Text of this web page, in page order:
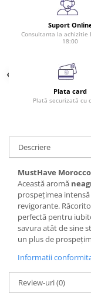
Suport
Consultanta la achizitie
18:00
Plata card
Plată securizată cu
Descriere
MustHave Morocco
Această aromă
prospețimea
revigorante.
perfectă pentru
savura atât de sine
un plus de
Informatii
Review-uri(0)